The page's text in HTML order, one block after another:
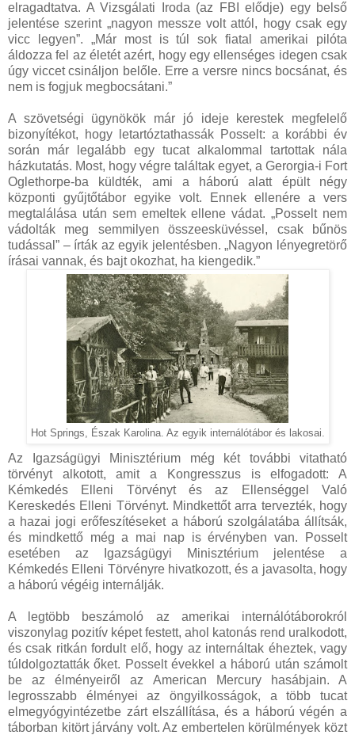
elragadtatva. A Vizsgálati Iroda (az FBI elődje) egy belső
jelentése szerint „nagyon messze volt attól, hogy csak egy
vicc legyen”. „Már most is túl sok fiatal amerikai pilóta
áldozza fel az életét azért, hogy egy ellenséges idegen csak
úgy viccet csináljon belőle. Erre a versre nincs bocsánat, és
nem is fogjuk megbocsátani.”
A szövetségi ügynökök már jó ideje kerestek megfelelő
bizonyítékot, hogy letartóztathassák Posselt: a korábbi év
során már legalább egy tucat alkalommal tartottak nála
házkutatás. Most, hogy végre találtak egyet, a Gerorgia-i Fort
Oglethorpe-ba küldték, ami a háború alatt épült négy
központi gyűjtőtábor egyike volt. Ennek ellenére a vers
megtalálása után sem emeltek ellene vádat. „Posselt nem
vádolták meg semmilyen összeesküvéssel, csak bűnös
tudással” – írták az egyik jelentésben. „Nagyon lényegretörő
írásai vannak, és bajt okozhat, ha kiengedik.”
Hot Springs, Észak Karolina. Az egyik internálótábor és lakosai.
Az Igazságügyi Minisztérium még két további vitatható
törvényt alkotott, amit a Kongresszus is elfogadott: A
Kémkedés Elleni Törvényt és az Ellenséggel Való
Kereskedés Elleni Törvényt. Mindkettőt arra tervezték, hogy
a hazai jogi erőfeszítéseket a háború szolgálatába állítsák,
és mindkettő még a mai nap is érvényben van. Posselt
esetében az Igazságügyi Minisztérium jelentése a
Kémkedés Elleni Törvényre hivatkozott, és a javasolta, hogy
a háború végéig internálják.
A legtöbb beszámoló az amerikai internálótáborokról
viszonylag pozitív képet festett, ahol katonás rend uralkodott,
és csak ritkán fordult elő, hogy az internáltak éheztek, vagy
túldolgoztatták őket. Posselt évekkel a háború után számolt
be az élményeiről az American Mercury hasábjain. A
legrosszabb élményei az öngyilkosságok, a több tucat
elmegyógyintézetbe zárt elszállítása, és a háború végén a
táborban kitört járvány volt. Az embertelen körülmények közt